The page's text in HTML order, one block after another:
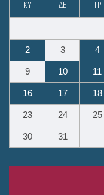
ΚΥ ΔΕ ΤΡ
2 3 4
9 10 11
16 17 18
23 24 25
30 31